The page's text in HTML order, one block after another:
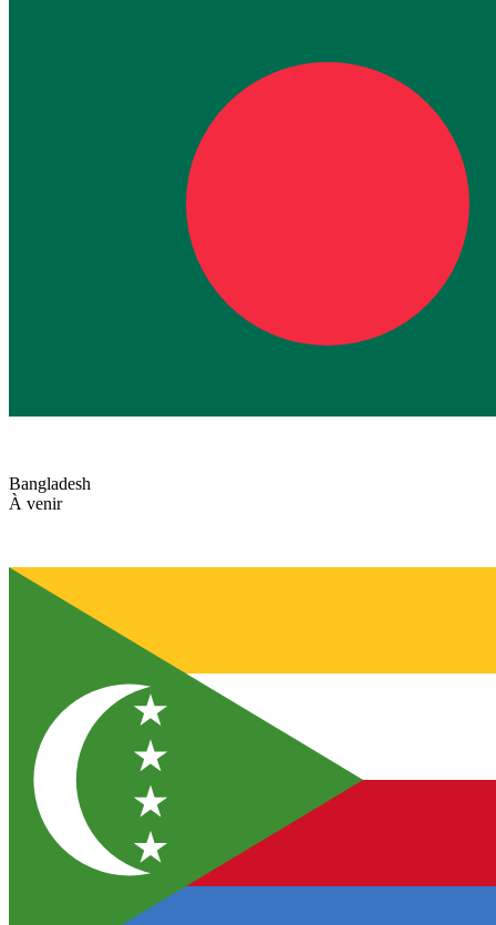
Bangladesh
À venir